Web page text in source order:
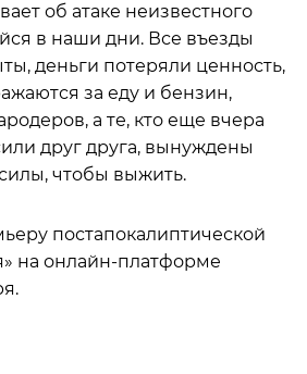
об атаке неизвестного
в наши дни. Все въезды
деньги потеряли ценность,
за еду и бензин,
а те, кто еще вчера
друг друга, вынуждены
чтобы выжить.
постапокалиптической
на онлайн-платформе